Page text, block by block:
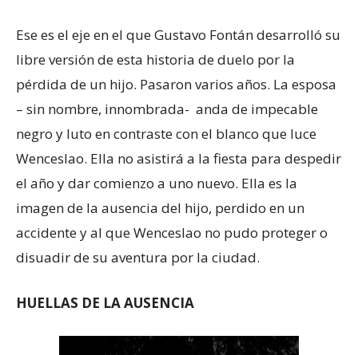
Ese es el eje en el que Gustavo Fontán desarrolló su
libre versión de esta historia de duelo por la
pérdida de un hijo. Pasaron varios años. La esposa
– sin nombre, innombrada- anda de impecable
negro y luto en contraste con el blanco que luce
Wenceslao. Ella no asistirá a la fiesta para despedir
el año y dar comienzo a uno nuevo. Ella es la
imagen de la ausencia del hijo, perdido en un
accidente y al que Wenceslao no pudo proteger o
disuadir de su aventura por la ciudad.
HUELLAS DE LA AUSENCIA